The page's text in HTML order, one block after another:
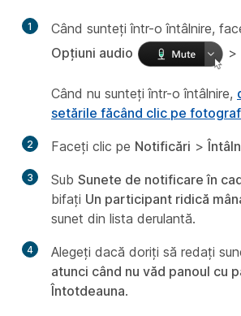
1
Când sunteți într-o întâlnire,
Opțiuni audio
>
Când nu sunteți într-o întâlnire,
setările făcând clic pe
2 Faceți clic pe Notificări >
3 Sub Sunete de notificare în
bifați Un participant ridică
sunet din lista derulantă.
4 Alegeți dacă doriți să redați
atunci când nu văd panoul cu
Întotdeauna.